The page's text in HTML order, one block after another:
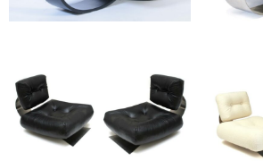
NIEMEYER Oscar